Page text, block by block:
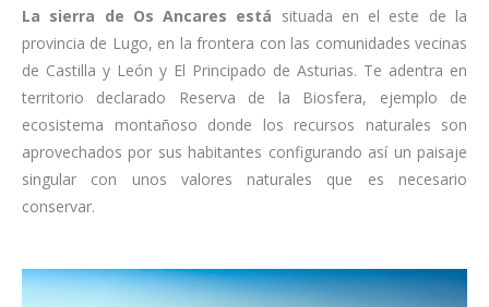
La sierra de Os Ancares está situada en el este de la
provincia de Lugo, en la frontera con las comunidades vecinas
de Castilla y León y El Principado de Asturias. Te adentra en
territorio declarado Reserva de la Biosfera, ejemplo de
ecosistema montañoso donde los recursos naturales son
aprovechados por sus habitantes configurando así un paisaje
singular con unos valores naturales que es necesario
conservar.